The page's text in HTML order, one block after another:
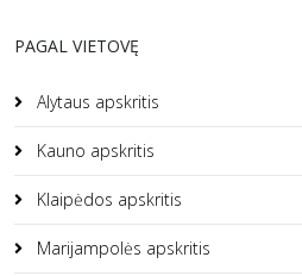
PAGAL VIETOVĘ
Alytaus apskritis
Kauno apskritis
Klaipėdos apskritis
Marijampolės apskritis